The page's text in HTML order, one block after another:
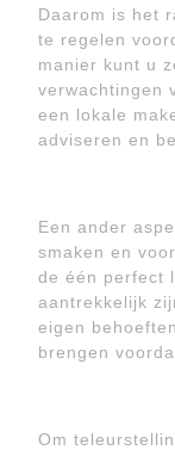
Daarom is het
te regelen
manier kunt u
verwachtingen
een lokale
adviseren en
Een ander
smaken en
de één perfect
aantrekkelijk
eigen
brengen
Om